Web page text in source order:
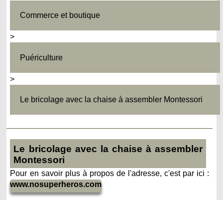
Commerce et boutique
>
Puériculture
>
Le bricolage avec la chaise à assembler Montessori
Le bricolage avec la chaise à assembler
Montessori
Pour en savoir plus à propos de l'adresse, c'est par ici :
www.nosuperheros.com